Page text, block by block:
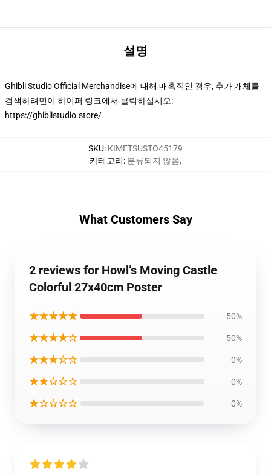
설명
Ghibli Studio Official Merchandise에 대해 매혹적인 경우, 추가 개체를
검색하려면이 하이퍼 링크에서 클릭하십시오:
https://ghiblistudio.store/
SKU: KIMETSUSTO45179
카테고리: 분류되지 않음,
What Customers Say
2 reviews for Howl’s Moving Castle
Colorful 27x40cm Poster
★★★★★ 50%
★★★★☆ 50%
★★★☆☆ 0%
★★☆☆☆ 0%
★☆☆☆☆ 0%